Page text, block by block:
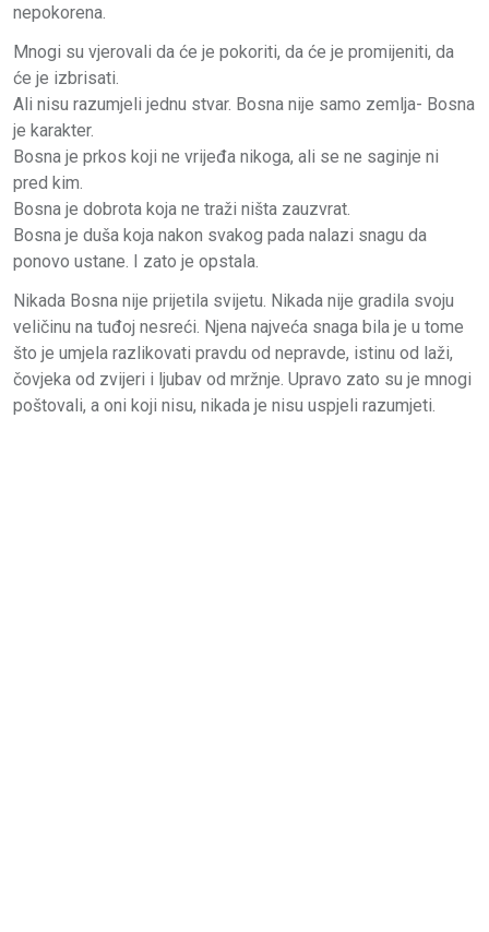
nepokorena.
Mnogi su vjerovali da će je pokoriti, da će je promijeniti, da
će je izbrisati.
Ali nisu razumjeli jednu stvar. Bosna nije samo zemlja- Bosna
je karakter.
Bosna je prkos koji ne vrijeđa nikoga, ali se ne saginje ni
pred kim.
Bosna je dobrota koja ne traži ništa zauzvrat.
Bosna je duša koja nakon svakog pada nalazi snagu da
ponovo ustane. I zato je opstala.
Nikada Bosna nije prijetila svijetu. Nikada nije gradila svoju
veličinu na tuđoj nesreći. Njena najveća snaga bila je u tome
što je umjela razlikovati pravdu od nepravde, istinu od laži,
čovjeka od zvijeri i ljubav od mržnje. Upravo zato su je mnogi
poštovali, a oni koji nisu, nikada je nisu uspjeli razumjeti.